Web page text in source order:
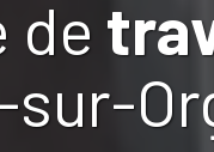
de